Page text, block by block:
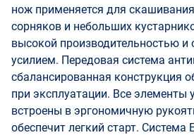
нож применяется для
сорняков и небольших
высокой производительностью
усилием. Передовая система
сбалансированная конструкция
при эксплуатации. Все элементы
встроены в эргономичную
обеспечит легкий старт. Система